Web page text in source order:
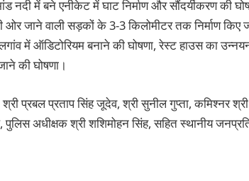
नदी में बने एनीकेट में घाट निर्माण और सौंदर्यीकरण की
जाने वाली सड़कों के 3-3 किलोमीटर तक निर्माण किए
में ऑडिटोरियम बनाने की घोषणा, रेस्ट हाउस का
की घोषणा।
प्रबल प्रताप सिंह जूदेव, श्री सुनील गुप्ता, कमिश्नर
अधीक्षक श्री शशिमोहन सिंह, सहित स्थानीय